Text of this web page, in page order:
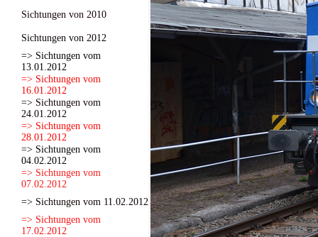
Sichtungen von 2010
Sichtungen von 2012
=> Sichtungen vom
13.01.2012
=> Sichtungen vom
16.01.2012
=> Sichtungen vom
24.01.2012
=> Sichtungen vom
28.01.2012
=> Sichtungen vom
04.02.2012
=> Sichtungen vom
07.02.2012
=> Sichtungen vom 11.02.2012
=> Sichtungen vom
17.02.2012